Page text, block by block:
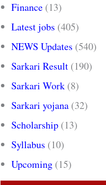
Finance (13)
Latest jobs (405)
NEWS Updates (540)
Sarkari Result (190)
Sarkari Work (8)
Sarkari yojana (32)
Scholarship (13)
Syllabus (10)
Upcoming (15)